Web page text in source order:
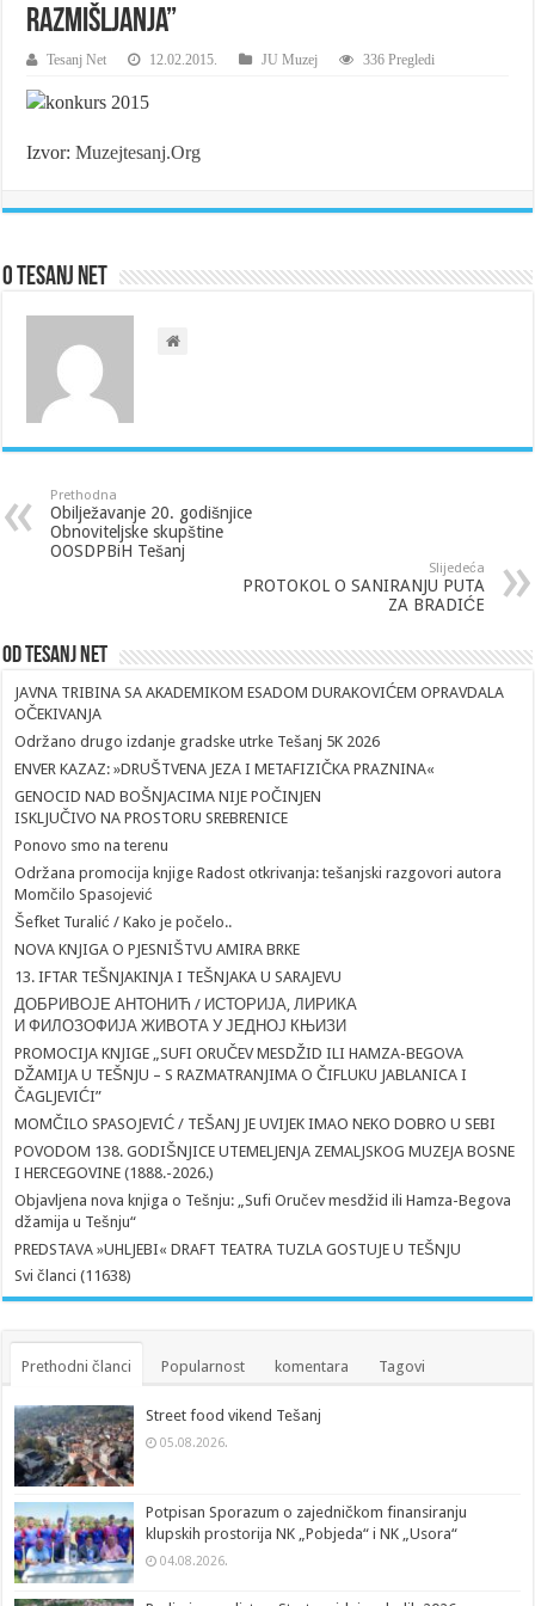
RAZMIŠLJANJA”
Tesanj Net 12.02.2015. JU Muzej 336 Pregledi
Izvor:Muzejtesanj.Org
O Tesanj Net
Prethodna
Obilježavanje 20. godišnjice
Obnoviteljske skupštine
OOSDPBiH Tešanj
Slijedeća
PROTOKOL O SANIRANJU PUTA
ZA BRADIĆE
Od Tesanj Net
JAVNA TRIBINA SA AKADEMIKOM ESADOM DURAKOVIĆEM OPRAVDALA
OČEKIVANJA
Održano drugo izdanje gradske utrke Tešanj 5K 2026
ENVER KAZAZ: »DRUŠTVENA JEZA I METAFIZIČKA PRAZNINA«
GENOCID NAD BOŠNJACIMA NIJE POČINJEN
ISKLJUČIVO NA PROSTORU SREBRENICE
Ponovo smo na terenu
Održana promocija knjige Radost otkrivanja: tešanjski razgovori autora
Momčilo Spasojević
Šefket Turalić / Kako je počelo..
NOVA KNJIGA O PJESNIŠTVU AMIRA BRKE
13. IFTAR TEŠNJAKINJA I TEŠNJAKA U SARAJEVU
ДОБРИВОЈЕ АНТОНИЋ / ИСТОРИЈА, ЛИРИКА
И ФИЛОЗОФИЈА ЖИВОТА У ЈЕДНОЈ КЊИЗИ
PROMOCIJA KNJIGE „SUFI ORUČEV MESDŽID ILI HAMZA-BEGOVA
DŽAMIJA U TEŠNJU – S RAZMATRANJIMA O ČIFLUKU JABLANICA I
ČAGLJEVIĆI”
MOMČILO SPASOJEVIĆ / TEŠANJ JE UVIJEK IMAO NEKO DOBRO U SEBI
POVODOM 138. GODIŠNJICE UTEMELJENJA ZEMALJSKOG MUZEJA BOSNE
I HERCEGOVINE (1888.-2026.)
Objavljena nova knjiga o Tešnju: „Sufi Oručev mesdžid ili Hamza-Begova
džamija u Tešnju“
PREDSTAVA »UHLJEBI« DRAFT TEATRA TUZLA GOSTUJE U TEŠNJU
Svi članci (11638)
Prethodni članci Popularnost komentara Tagovi
Street food vikend Tešanj
05.08.2026.
Potpisan Sporazum o zajedničkom finansiranju
klupskih prostorija NK „Pobjeda“ i NK „Usora“
04.08.2026.